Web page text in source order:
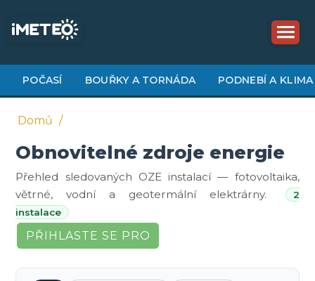
obsahu
POČASÍ BOUŘKY A TORNÁDA PODNEBÍ A KLIMA
Drobečková
navigace
Domů
Obnovitelné zdroje energie
Přehled sledovaných OZE instalací — fotovoltaika,
větrné, vodní a geotermální elektrárny.
2
instalace
PŘIHLASTE SE PRO